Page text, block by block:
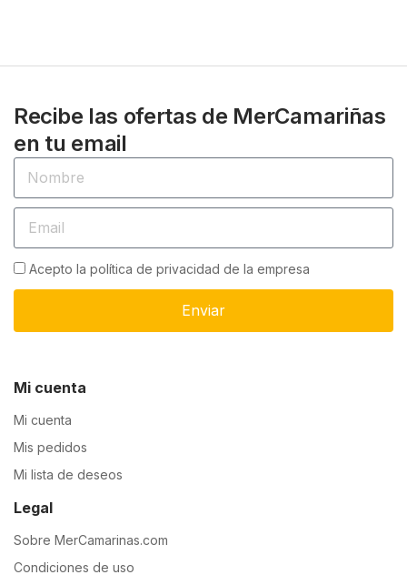
Recibe las ofertas de MerCamariñas
en tu email
Acepto la política de privacidad de la empresa
Enviar
Mi cuenta
Mi cuenta
Mis pedidos
Mi lista de deseos
Legal
Sobre MerCamarinas.com
Condiciones de uso